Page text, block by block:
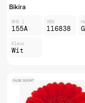
Bikira
RHS 1
155A
VBN
116838
Kleur
Wit
OUDE SOORT